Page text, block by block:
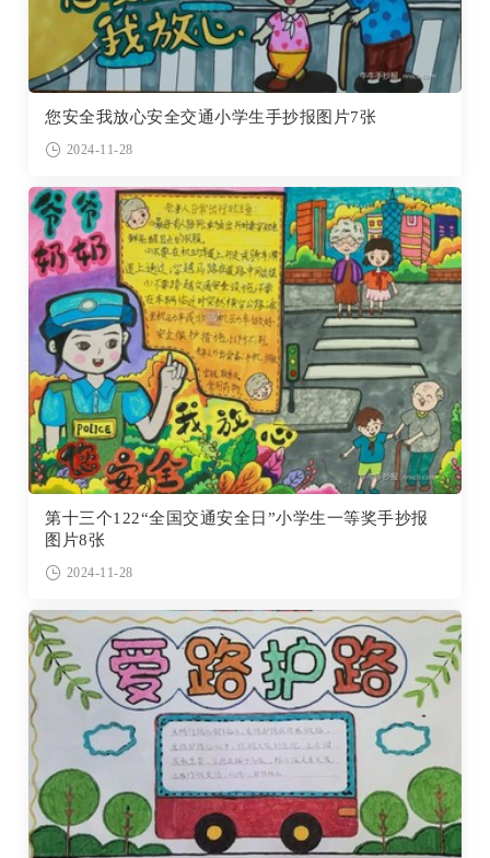
您安全我放心安全交通小学生手抄报图片7张
2024-11-28
第十三个122“全国交通安全日”小学生一等奖手抄报
图片8张
2024-11-28